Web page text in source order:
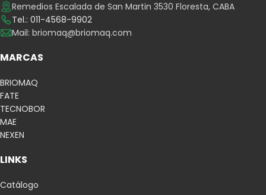
Remedios Escalada de San Martin 3530 Floresta, CABA
Tel.: 011-4568-9902
Mail: briomaq@briomaq.com
MARCAS
BRIOMAQ
FATE
TECNOBOR
MAE
NEXEN
LINKS
Catálogo